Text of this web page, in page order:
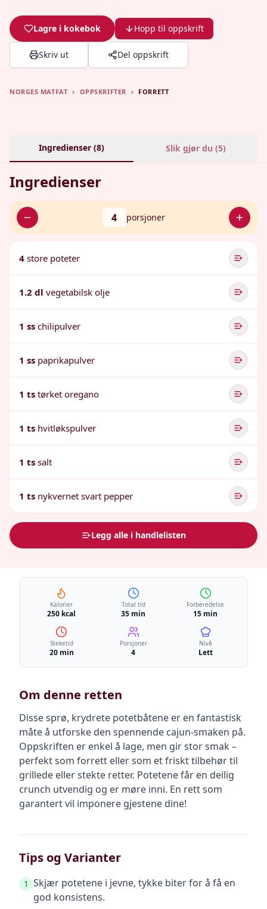
Lagre i kokebok Hopp til oppskrift
Skriv ut Del oppskrift
NORGES MATFAT › OPPSKRIFTER › FORRETT
Ingredienser (8) Slik gjør du (5)
Ingredienser
4 porsjoner
4 store poteter
1.2 dl vegetabilsk olje
1 ss chilipulver
1 ss paprikapulver
1 ts tørket oregano
1 ts hvitløkspulver
1 ts salt
1 ts nykvernet svart pepper
Legg alle i handlelisten
Kalorier
250 kcal
Total tid
35 min
Forberedelse
15 min
Steketid
20 min
Porsjoner
4
Nivå
Lett
Om denne retten
Disse sprø, krydrete potetbåtene er en fantastisk
måte å utforske den spennende cajun-smaken på.
Oppskriften er enkel å lage, men gir stor smak –
perfekt som forrett eller som et friskt tilbehør til
grillede eller stekte retter. Potetene får en deilig
crunch utvendig og er møre inni. En rett som
garantert vil imponere gjestene dine!
Tips og Varianter
1 Skjær potetene i jevne, tykke biter for å få en
god konsistens.